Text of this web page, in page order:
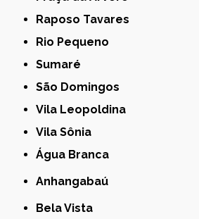
Raposo Tavares
Rio Pequeno
Sumaré
São Domingos
Vila Leopoldina
Vila Sônia
Água Branca
Anhangabaú
Bela Vista